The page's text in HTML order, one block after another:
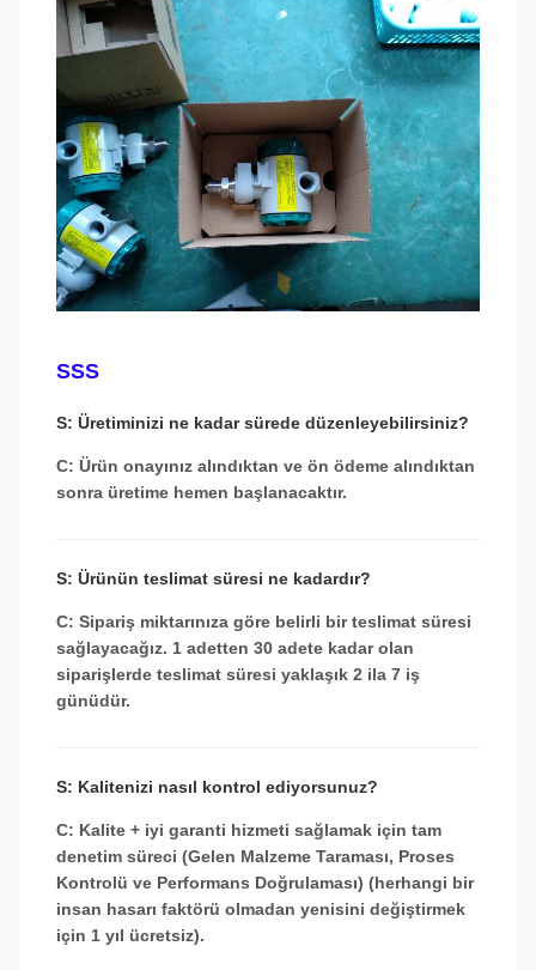
SSS
S: Üretiminizi ne kadar sürede düzenleyebilirsiniz?
C: Ürün onayınız alındıktan ve ön ödeme alındıktan
sonra üretime hemen başlanacaktır.
S: Ürünün teslimat süresi ne kadardır?
C: Sipariş miktarınıza göre belirli bir teslimat süresi
sağlayacağız. 1 adetten 30 adete kadar olan
siparişlerde teslimat süresi yaklaşık 2 ila 7 iş
günüdür.
S: Kalitenizi nasıl kontrol ediyorsunuz?
C: Kalite + iyi garanti hizmeti sağlamak için tam
denetim süreci (Gelen Malzeme Taraması, Proses
Kontrolü ve Performans Doğrulaması) (herhangi bir
insan hasarı faktörü olmadan yenisini değiştirmek
için 1 yıl ücretsiz).